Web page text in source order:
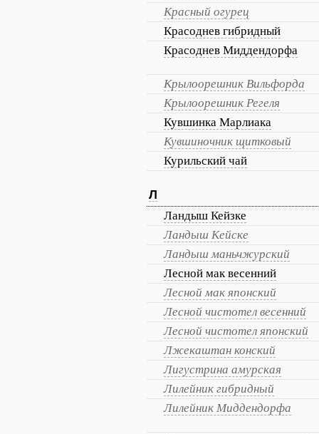
Красный огурец
Красоднев гибридный
Красоднев Миддендорфа
Крылоорешник Вильфорда
Крылоорешник Регеля
Кувшинка Марлиака
Кувшиночник щитковый
Курильский чай
Л
Ландыш Кейзке
Ландыш Кейске
Ландыш маньчжурский
Лесной мак весенний
Лесной мак японский
Лесной чистотел весенний
Лесной чистотел японский
Лжекаштан конский
Лигустрина амурская
Лилейник гибридный
Лилейник Миддендорфа